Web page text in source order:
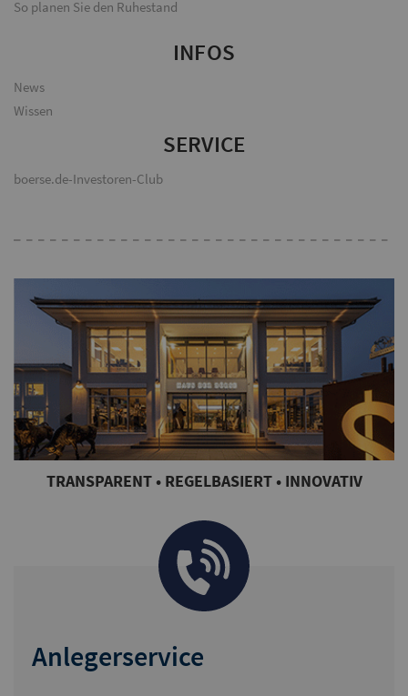
So planen Sie den Ruhestand
INFOS
News
Wissen
SERVICE
boerse.de-Investoren-Club
TRANSPARENT • REGELBASIERT • INNOVATIV
Anlegerservice